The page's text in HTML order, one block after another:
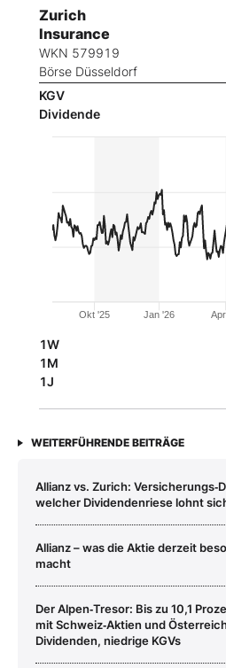
Zurich
Insurance
WKN 579919
Börse Düsseldorf
KGV
Dividende
Okt '25 Jan '26
1W
1M
1J
WEITERFÜHRENDE BEITRÄGE
Allianz vs. Zurich:
welcher Dividendenriese lohnt
Allianz – was die Aktie derzeit
macht
Der Alpen‑Tresor: Bis zu 10,1
mit Schweiz‑Aktien und
Dividenden, niedrige KGVs